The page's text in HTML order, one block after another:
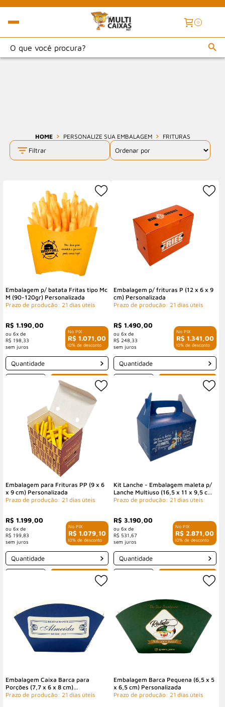
0
HOME PERSONALIZE SUA EMBALAGEM FRITURAS
Filtrar
Embalagem p/ batata Fritas tipo Mc
M (90-120gr) Personalizada
R$ 1.071,00
com 10% de desconto
R$ 1.190,00
6x de
R$ 198,33
Prazo de produção: 21 dias úteis
Quantidade
Embalagem p/ frituras P (12 x 6 x 9
cm) Personalizada
R$ 1.341,00
com 10% de desconto
R$ 1.490,00
6x de
R$ 248,33
Prazo de produção: 21 dias úteis
Quantidade
Embalagem para Frituras PP (9 x 6
x 9 cm) Personalizada
R$ 1.079,10
com 10% de desconto
R$ 1.199,00
6x de
R$ 199,83
Prazo de produção: 21 dias úteis
Quantidade
Kit Lanche - Embalagem maleta p/
Lanche Multiuso (16,5 x 11 x 9,5 cm)
c/ Alça Personalizada
R$ 2.871,00
com 10% de desconto
R$ 3.190,00
6x de
R$ 531,67
Prazo de produção: 21 dias úteis
Quantidade
Embalagem Caixa Barca para
Porções (7,7 x 6 x 8 cm)
Personalizada
Prazo de produção: 21 dias úteis
Embalagem Barca Pequena (6,5 x 5
x 6,5 cm) Personalizada
Prazo de produção: 21 dias úteis